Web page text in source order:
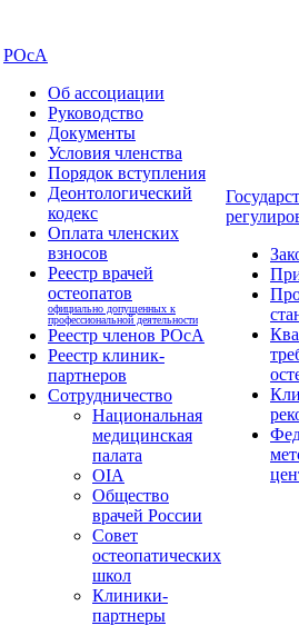
РОсА
Об ассоциации
Руководство
Документы
Условия членства
Порядок вступления
Деонтологический
кодекс
Оплата членских
взносов
Реестр врачей
остеопатов
официально допущенных к
профессиональной деятельности
Реестр членов РОсА
Реестр клиник-
партнеров
Сотрудничество
Национальная
медицинская
палата
OIA
Общество
врачей России
Совет
остеопатических
школ
Клиники-
партнеры